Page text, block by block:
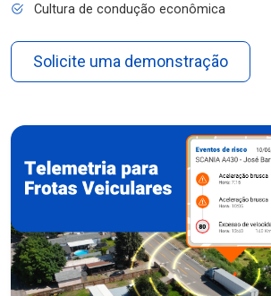
Cultura de condução econômica
Solicite uma demonstração